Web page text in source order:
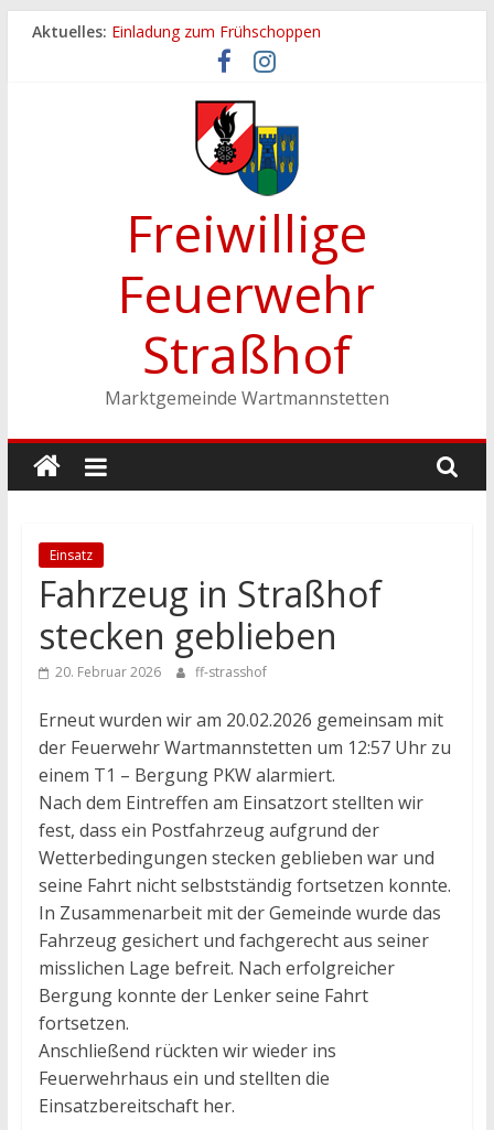
ZumAktuelles: Einladung zum Frühschoppen
Dichtheitsprobe der Löschleitungen
Fronleichnamsprozession
Feuerwehrfest 2026
Ferienspiel der Marktgemeinde Wartmannstetten
Freiwillige
Feuerwehr
Straßhof
Marktgemeinde Wartmannstetten
Einsatz
Fahrzeug in Straßhof
stecken geblieben
20. Februar 2026 ff-strasshof
Erneut wurden wir am 20.02.2026 gemeinsam mit
der Feuerwehr Wartmannstetten um 12:57 Uhr zu
einem T1 – Bergung PKW alarmiert.
Nach dem Eintreffen am Einsatzort stellten wir
fest, dass ein Postfahrzeug aufgrund der
Wetterbedingungen stecken geblieben war und
seine Fahrt nicht selbstständig fortsetzen konnte.
In Zusammenarbeit mit der Gemeinde wurde das
Fahrzeug gesichert und fachgerecht aus seiner
misslichen Lage befreit. Nach erfolgreicher
Bergung konnte der Lenker seine Fahrt
fortsetzen.
Anschließend rückten wir wieder ins
Feuerwehrhaus ein und stellten die
Einsatzbereitschaft her.